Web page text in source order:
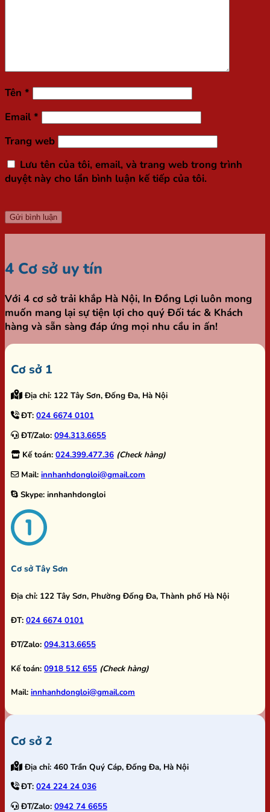
Tên *
Email*
Trang web
Lưu tên của tôi, email, và trang web trong trình
duyệt này cho lần bình luận kế tiếp của tôi.
4 Cơ sở uy tín
Với 4 cơ sở trải khắp Hà Nội, In Đồng Lợi luôn mong
muốn mang lại sự tiện lợi cho quý Đối tác & Khách
hàng và sẵn sàng đáp ứng mọi nhu cầu in ấn!
Cơ sở 1
Địa chỉ: 122 Tây Sơn, Đống Đa, Hà Nội
ĐT: 024 6674 0101
ĐT/Zalo: 094.313.6655
Kế toán: 024.399.477.36 (Check hàng)
Mail: innhanhdongloi@gmail.com
Skype: innhanhdongloi
Cơ sở Tây Sơn
Địa chỉ: 122 Tây Sơn, Phường Đống Đa, Thành phố Hà Nội
ĐT: 024 6674 0101
ĐT/Zalo: 094.313.6655
Kế toán: 0918 512 655 (Check hàng)
Mail: innhanhdongloi@gmail.com
Cơ sở 2
Địa chỉ: 460 Trần Quý Cáp, Đống Đa, Hà Nội
ĐT: 024 224 24 036
ĐT/Zalo: 0942 74 6655